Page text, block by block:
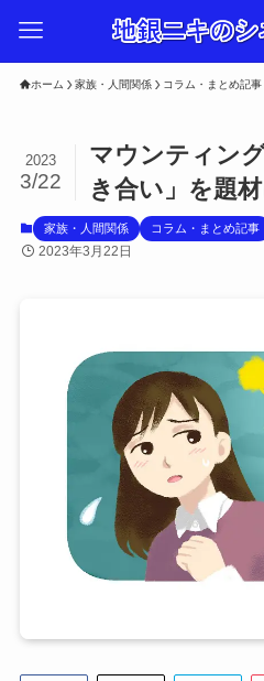
ホーム 家族・人間関係 コラム・まとめ記事
マウンティン
き合い」を題
2023
3/22
家族・人間関係 コラム・まとめ記事
2023年3月22日